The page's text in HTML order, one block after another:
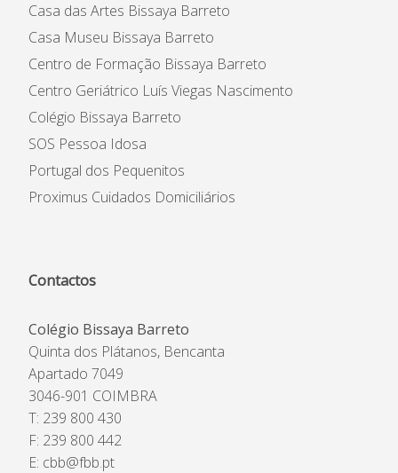
Casa das Artes Bissaya Barreto
Casa Museu Bissaya Barreto
Centro de Formação Bissaya Barreto
Centro Geriátrico Luís Viegas Nascimento
Colégio Bissaya Barreto
SOS Pessoa Idosa
Portugal dos Pequenitos
Proximus Cuidados Domiciliários
Contactos
Colégio Bissaya Barreto
Quinta dos Plátanos, Bencanta
Apartado 7049
3046-901 COIMBRA
T: 239 800 430
F: 239 800 442
E: cbb@fbb.pt